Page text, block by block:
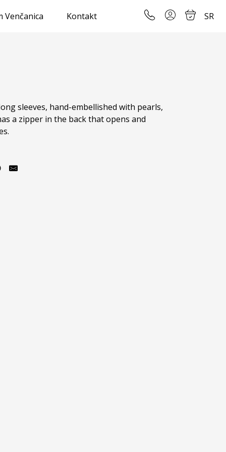
Venčanica Kontakt SR
sleeves, hand-embellished with pearls,
a zipper in the back that opens and